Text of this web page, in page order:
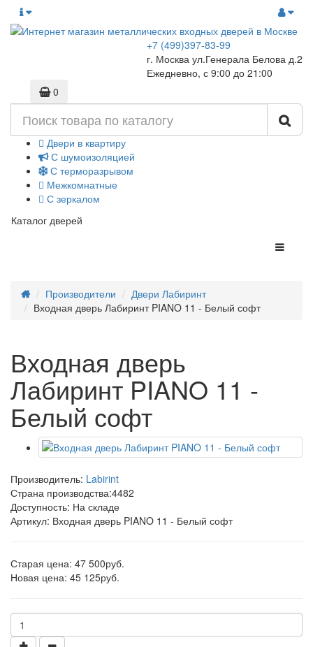
+7 (499)397-83-99
г. Москва ул.Генерала Белова д.2
Ежедневно, с 9:00 до 21:00
0
Двери в квартиру
С шумоизоляцией
С терморазрывом
Межкомнатные
С зеркалом
Каталог дверей
Производители
Двери Лабиринт
Входная дверь Лабиринт PIANO 11 - Белый софт
Входная дверь
Лабиринт PIANO 11 -
Белый софт
Производитель: Labirint
Страна производства:4482
Доступность: На складе
Артикул: Входная дверь PIANO 11 - Белый софт
Старая цена: 47 500руб.
Новая цена: 45 125руб.